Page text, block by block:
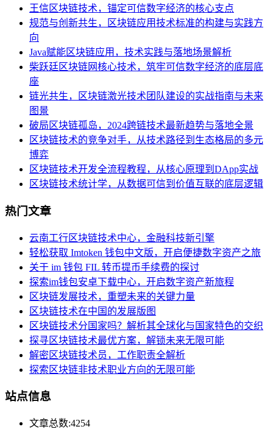
王信区块链技术，锚定可信数字经济的核心支点
规范与创新共生，区块链应用技术标准的构建与实践方
向
Java赋能区块链应用，技术实践与落地场景解析
柴跃廷区块链网核心技术，筑牢可信数字经济的底层底
座
链光共生，区块链激光技术团队建设的实战指南与未来
图景
破局区块链孤岛，2024跨链技术最新趋势与落地全景
区块链技术的竞争对手，从技术路径到生态格局的多元
博弈
区块链技术开发全流程教程，从核心原理到DApp实战
区块链技术统计学，从数据可信到价值互联的底层逻辑
热门文章
云南工行区块链技术中心，金融科技新引擎
轻松获取 Imtoken 钱包中文版，开启便捷数字资产之旅
关于 im 钱包 FIL 转币提币手续费的探讨
探索im钱包安卓下载中心，开启数字资产新旅程
区块链发展技术，重塑未来的关键力量
区块链技术在中国的发展版图
区块链技术分国家吗？解析其全球化与国家特色的交织
探寻区块链技术最优方案，解锁未来无限可能
解密区块链技术员，工作职责全解析
探索区块链非技术职业方向的无限可能
站点信息
文章总数:4254